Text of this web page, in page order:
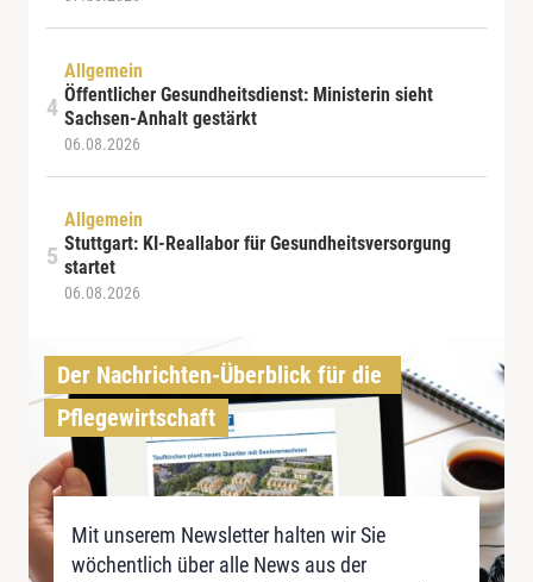
Allgemein
Öffentlicher Gesundheitsdienst: Ministerin sieht
Sachsen-Anhalt gestärkt
06.08.2026
Allgemein
Stuttgart: KI-Reallabor für Gesundheitsversorgung
startet
06.08.2026
Der Nachrichten-Überblick für die
Pflegewirtschaft
Mit unserem Newsletter halten wir Sie
wöchentlich über alle News aus der